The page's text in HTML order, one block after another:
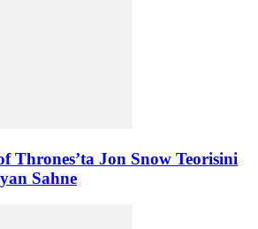
Thrones’ta Jon Snow Teorisini
Sahne